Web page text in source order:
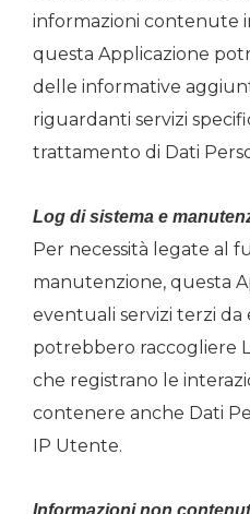
informazioni contenute
questa Applicazione
delle informative
riguardanti servizi
trattamento di Dati
Log di sistema e
Per necessità legate al
manutenzione, questa
eventuali servizi terzi da
potrebbero raccogliere
che registrano le
contenere anche Dati
IP Utente.